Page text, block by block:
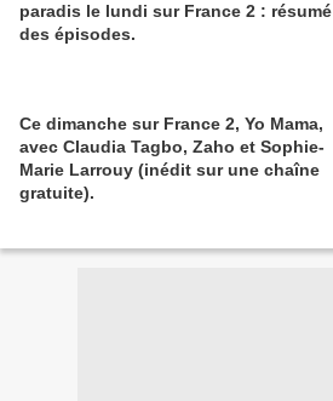
paradis le lundi sur France 2 : résumé
des épisodes.
Ce dimanche sur France 2, Yo Mama,
avec Claudia Tagbo, Zaho et Sophie-
Marie Larrouy (inédit sur une chaîne
gratuite).